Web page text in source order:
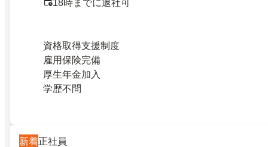
18時までに退社可
資格取得支援制度
雇用保険完備
厚生年金加入
学歴不問
新着正社員